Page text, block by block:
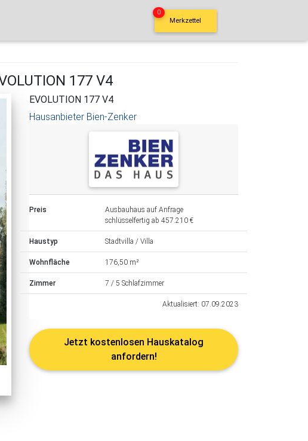
177 V4
EVOLUTION 177 V4
Hausanbieter Bien-Zenker
Preis
Ausbauhaus auf Anfrage
schlüsselfertig ab 457.210 €
Haustyp Stadtvilla / Villa
Wohnfläche 176,50 m²
Zimmer 7 / 5 Schlafzimmer
Aktualisiert: 07.09.2023
Jetzt kostenlosen Hauskatalog
anfordern!
Merkzettel
0